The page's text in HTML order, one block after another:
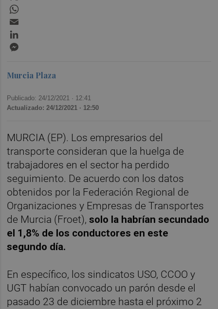
Murcia Plaza
Publicado: 24/12/2021 · 12:41
Actualizado: 24/12/2021 · 12:50
MURCIA (EP). Los empresarios del
transporte consideran que la huelga de
trabajadores en el sector ha perdido
seguimiento. De acuerdo con los datos
obtenidos por la Federación Regional de
Organizaciones y Empresas de Transportes
de Murcia (Froet),solo la habrían secundado
el 1,8% de los conductores en este
segundo día.
En específico, los sindicatos USO, CCOO y
UGT habían convocado un parón desde el
pasado 23 de diciembre hasta el próximo 2